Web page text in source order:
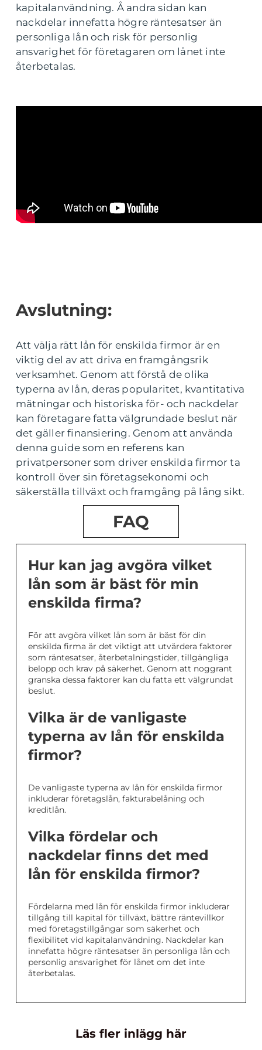
kapitalanvändning. Å andra sidan kan
nackdelar innefatta högre räntesatser än
personliga lån och risk för personlig
ansvarighet för företagaren om lånet inte
återbetalas.
Avslutning:
Att välja rätt lån för enskilda firmor är en
viktig del av att driva en framgångsrik
verksamhet. Genom att förstå de olika
typerna av lån, deras popularitet, kvantitativa
mätningar och historiska för- och nackdelar
kan företagare fatta välgrundade beslut när
det gäller finansiering. Genom att använda
denna guide som en referens kan
privatpersoner som driver enskilda firmor ta
kontroll över sin företagsekonomi och
säkerställa tillväxt och framgång på lång sikt.
FAQ
Hur kan jag avgöra vilket
lån som är bäst för min
enskilda firma?
För att avgöra vilket lån som är bäst för din
enskilda firma är det viktigt att utvärdera faktorer
som räntesatser, återbetalningstider, tillgängliga
belopp och krav på säkerhet. Genom att noggrant
granska dessa faktorer kan du fatta ett välgrundat
beslut.
Vilka är de vanligaste
typerna av lån för enskilda
firmor?
De vanligaste typerna av lån för enskilda firmor
inkluderar företagslån, fakturabelåning och
kreditlån.
Vilka fördelar och
nackdelar finns det med
lån för enskilda firmor?
Fördelarna med lån för enskilda firmor inkluderar
tillgång till kapital för tillväxt, bättre räntevillkor
med företagstillgångar som säkerhet och
flexibilitet vid kapitalanvändning. Nackdelar kan
innefatta högre räntesatser än personliga lån och
personlig ansvarighet för lånet om det inte
återbetalas.
Läs fler inlägg här